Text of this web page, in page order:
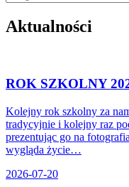
Aktualności
ROK SZKOLNY
Kolejny rok szkolny za
tradycyjnie i kolejny raz
prezentując go na
wygląda życie…
2026-07-20